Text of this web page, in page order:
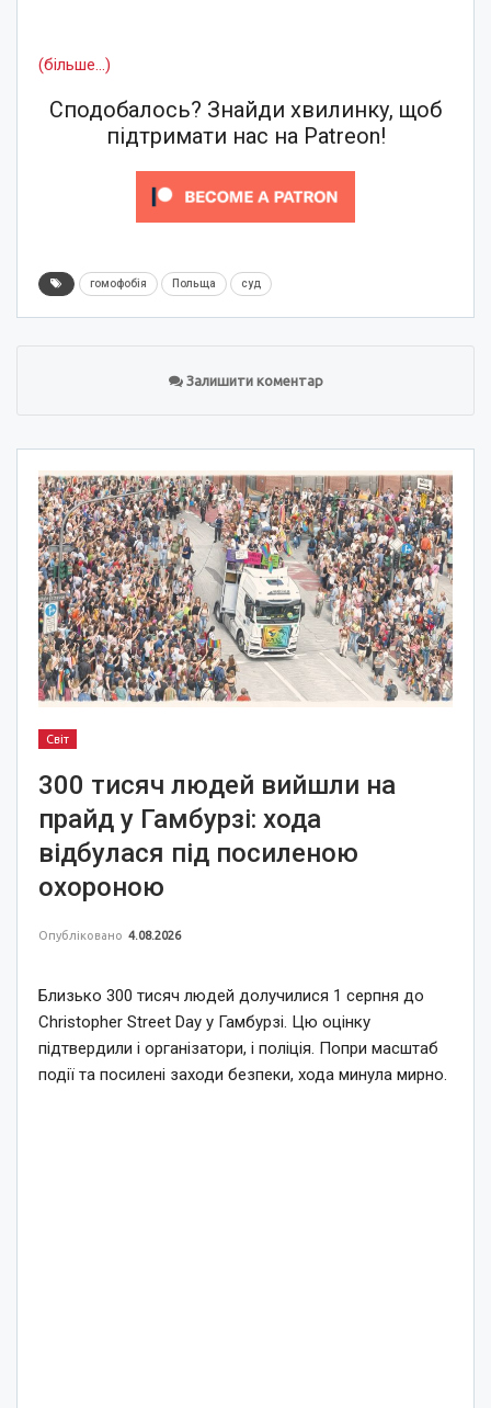
(більше…)
Сподобалось? Знайди хвилинку, щоб
підтримати нас на Patreon!
гомофобія Польща суд
Залишити коментар
Світ
300 тисяч людей вийшли на
прайд у Гамбурзі: хода
відбулася під посиленою
охороною
Опубліковано 4.08.2026
Близько 300 тисяч людей долучилися 1 серпня до
Christopher Street Day у Гамбурзі. Цю оцінку
підтвердили і організатори, і поліція. Попри масштаб
події та посилені заходи безпеки, хода минула мирно.